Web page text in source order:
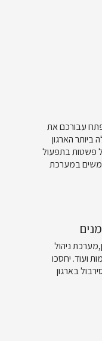
עבורכם את
הארגון
פשטות בתפעול
ניהול
ועוד. יחסכו
בארגון